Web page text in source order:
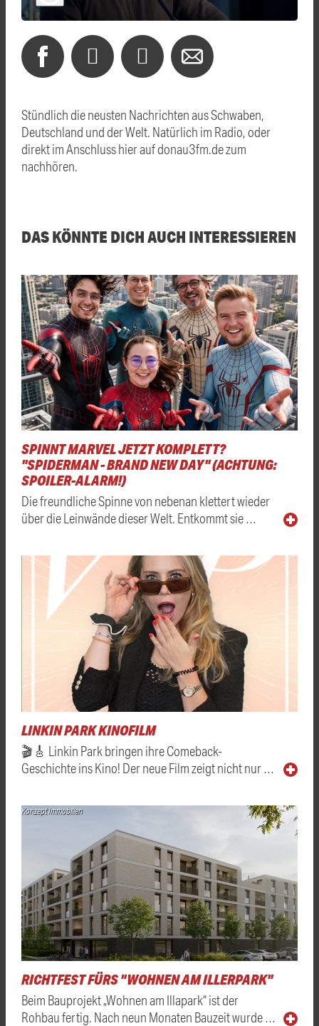
Stündlich die neusten Nachrichten aus Schwaben,
Deutschland und der Welt. Natürlich im Radio, oder
direkt im Anschluss hier auf donau3fm.de zum
nachhören.
DAS KÖNNTE DICH AUCH INTERESSIEREN
SPINNT MARVEL JETZT KOMPLETT?
"SPIDERMAN - BRAND NEW DAY" (ACHTUNG:
SPOILER-ALARM!)
Die freundliche Spinne von nebenan klettert wieder
über die Leinwände dieser Welt. Entkommt sie …
LINKIN PARK KINOFILM
🎬🎸 Linkin Park bringen ihre Comeback-
Geschichte ins Kino! Der neue Film zeigt nicht nur …
Konzept Immobilien
RICHTFEST FÜRS "WOHNEN AM ILLERPARK"
Beim Bauprojekt „Wohnen am Illapark“ ist der
Rohbau fertig. Nach neun Monaten Bauzeit wurde …